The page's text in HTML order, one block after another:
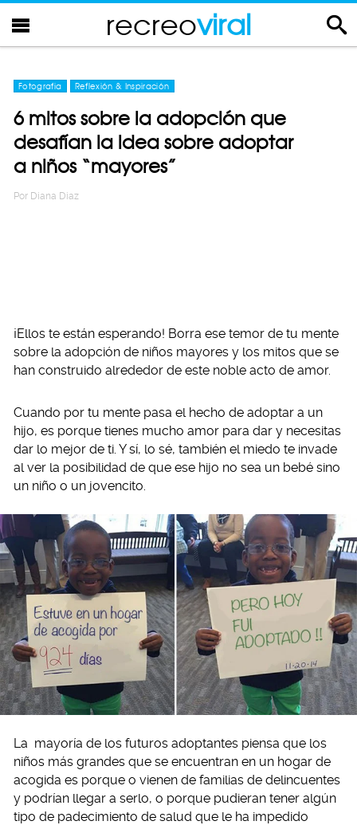
recreoviral
Fotografia Reflexión & Inspiración
6 mitos sobre la adopción que
desafían la idea sobre adoptar
a niños “mayores”
Por Diana Diaz
¡Ellos te están esperando! Borra ese temor de tu mente
sobre la adopción de niños mayores y los mitos que se
han construido alrededor de este noble acto de amor.
Cuando por tu mente pasa el hecho de adoptar a un
hijo, es porque tienes mucho amor para dar y necesitas
dar lo mejor de ti. Y sí, lo sé, también el miedo te invade
al ver la posibilidad de que ese hijo no sea un bebé sino
un niño o un jovencito.
La mayoría de los futuros adoptantes piensa que los
niños más grandes que se encuentran en un hogar de
acogida es porque o vienen de familias de delincuentes
y podrían llegar a serlo, o porque pudieran tener algún
tipo de padecimiento de salud que le ha impedido